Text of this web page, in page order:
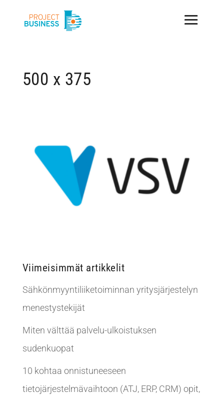
500 x 375
Viimeisimmät artikkelit
Sähkönmyyntiliiketoiminnan yritysjärjestelyn
menestystekijät
Miten välttää palvelu-ulkoistuksen
sudenkuopat
10 kohtaa onnistuneeseen
tietojärjestelmävaihtoon (ATJ, ERP, CRM) opit,